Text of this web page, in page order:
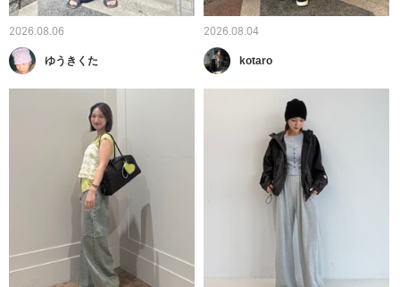
2026.08.06
ゆうきくた
2026.08.04
kotaro